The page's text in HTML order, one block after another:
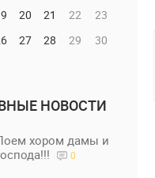
20 21 22
23
27 28 29
30
НОВОСТИ
хором дамы и
0